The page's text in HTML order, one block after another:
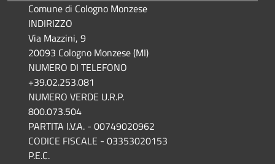
Comune di Cologno Monzese
INDIRIZZO
Via Mazzini, 9
20093 Cologno Monzese (MI)
NUMERO DI TELEFONO
+39.02.253.081
NUMERO VERDE U.R.P.
800.073.504
PARTITA I.V.A. - 00749020962
CODICE FISCALE - 03353020153
P.E.C.